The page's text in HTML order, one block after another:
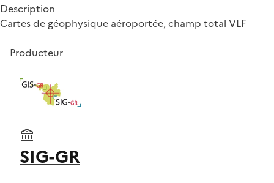
Description
Cartes de géophysique aéroportée, champ total VLF
Producteur
SIG-GR